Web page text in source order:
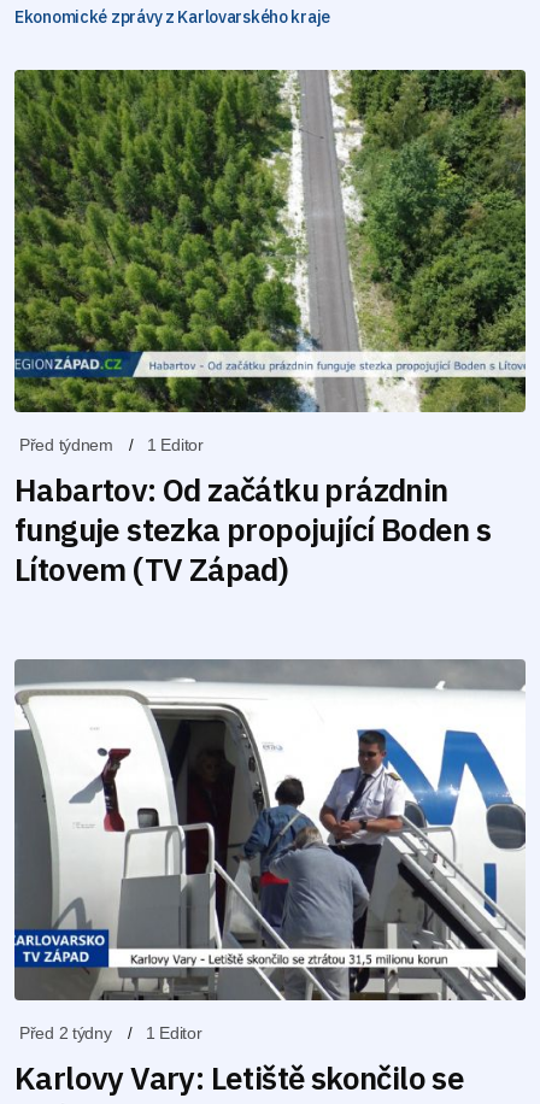
Ekonomické zprávy z Karlovarského kraje
Před týdnem 1 Editor
Habartov: Od začátku prázdnin
funguje stezka propojující Boden s
Lítovem (TV Západ)
Před 2 týdny 1 Editor
Karlovy Vary: Letiště skončilo se